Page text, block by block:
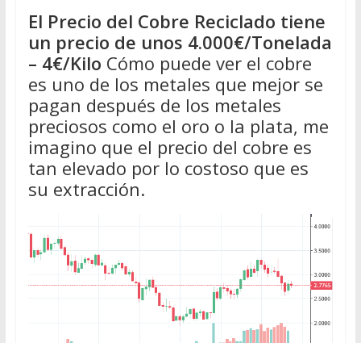
El Precio del Cobre Reciclado tiene
un precio de unos 4.000€/Tonelada
– 4€/Kilo Cómo puede ver el cobre
es uno de los metales que mejor se
pagan después de los metales
preciosos como el oro o la plata, me
imagino que el precio del cobre es
tan elevado por lo costoso que es
su extracción.